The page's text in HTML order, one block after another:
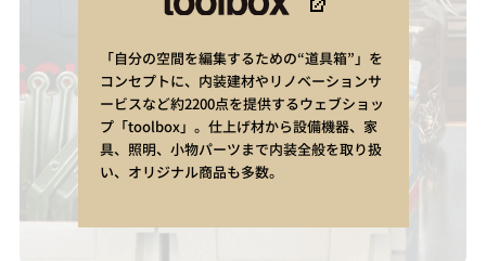
「自分の空間を編集するための“道具箱”」を
コンセプトに、内装建材やリノベーションサ
ービスなど約2200点を提供するウェブショッ
プ「toolbox」。仕上げ材から設備機器、家
具、照明、小物パーツまで内装全般を取り扱
い、オリジナル商品も多数。